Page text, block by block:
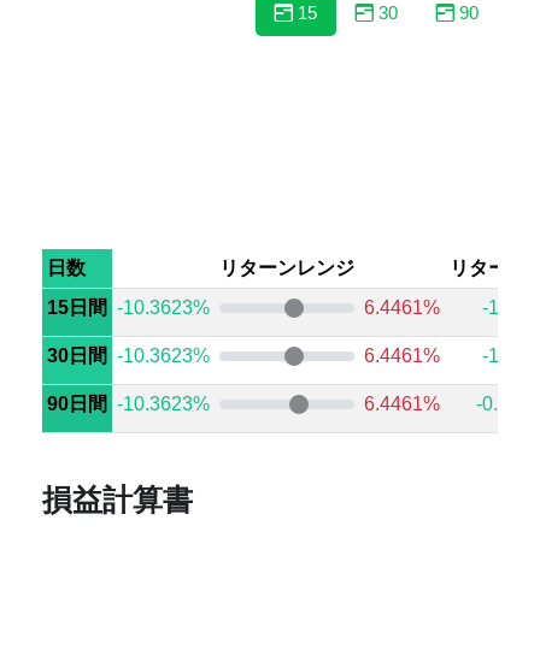
15 30 90
日数 リターンレンジ
リターン
15日間 -10.3623% 6.4461% -
30日間 -10.3623% 6.4461% -
90日間 -10.3623% 6.4461% -
損益計算書